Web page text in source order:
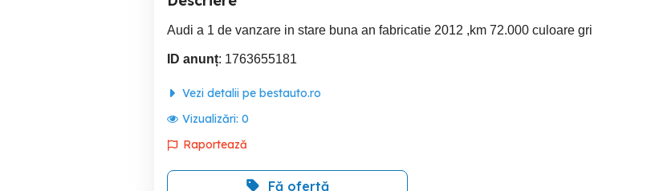
Audi a 1 de vanzare in stare buna an fabricatie 2012 ,km 72.000 culoare gri
ID anunț: 1763655181
Vezi detalii pe bestauto.ro
Vizualizări: 0
Raportează
Fă ofertă